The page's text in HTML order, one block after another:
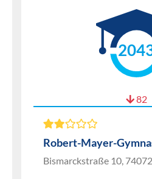
82
Robert-Mayer-
Bismarckstraße 10,